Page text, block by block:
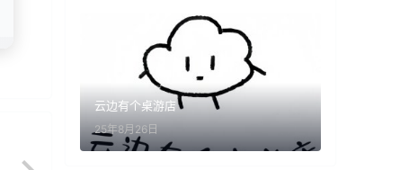
云边有个桌游店
25年8月26日